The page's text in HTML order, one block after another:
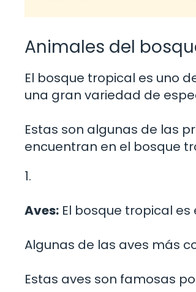
Animales del
El bosque tropical es uno
una gran variedad de
Estas son algunas de las
encuentran en el bosque
1.
Aves: El bosque tropical
Algunas de las aves más
Estas aves son famosas